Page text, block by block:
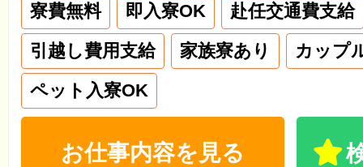
寮費無料 即入寮OK
赴任交通費支給
引越し費用支給
家族寮あり
カップ
ペット入寮OK
お仕事内容を見る